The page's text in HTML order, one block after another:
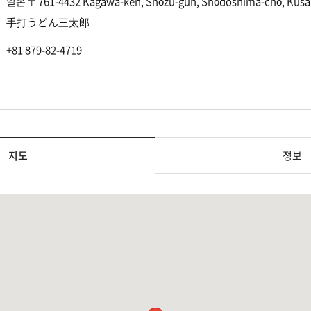
手打うどん三太郎
+81 879-82-4719
지도 정보